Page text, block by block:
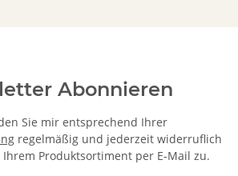
Abonnieren
Sie mir entsprechend Ihrer
regelmäßig und jederzeit widerruflich
Produktsortiment per E-Mail zu.